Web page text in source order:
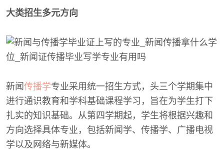
大类招生多元方向
新闻 传播学专业采用统一招生方式，头三个学期集中
进行通识教育和学科基础课程学习，旨在为学生打下
扎实的知识基础。从第四学期起，学生将根据兴趣和
方向选择具体专业，包括新闻学、传播学、广播电视
学以及网络与新媒体。